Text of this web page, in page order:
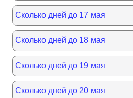
Сколько дней до 17 мая
Сколько дней до 18 мая
Сколько дней до 19 мая
Сколько дней до 20 мая